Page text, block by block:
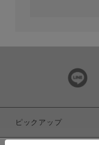
ブランド
ピックアップ